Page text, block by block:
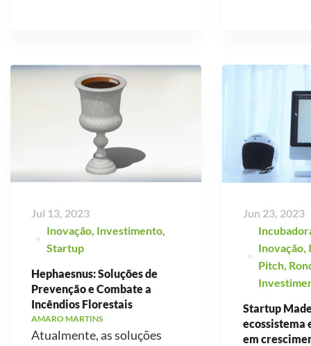
Jul 13, 2023
Inovação, Investimento,
Startup
Hephaesnus: Soluções de
Prevenção e Combate a
Incêndios Florestais
AMARO MARTINS
Atualmente, as soluções
Jun 23, 2023
Inovação,
Pitch,
Startup
ecossistema
em